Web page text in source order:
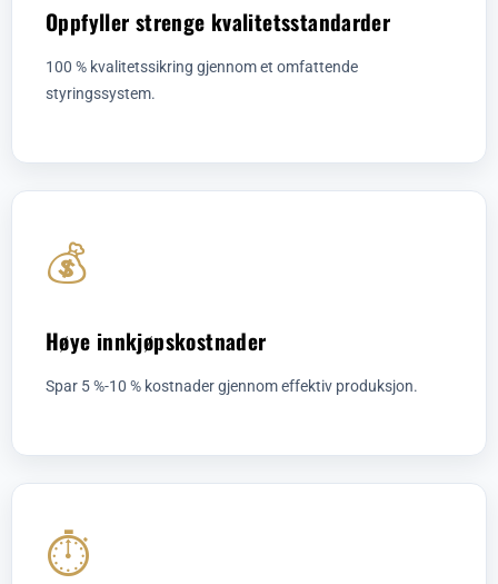
Oppfyller strenge kvalitetsstandarder
100 % kvalitetssikring gjennom et omfattende
styringssystem.
💰
Høye innkjøpskostnader
Spar 5 %-10 % kostnader gjennom effektiv produksjon.
⏱️